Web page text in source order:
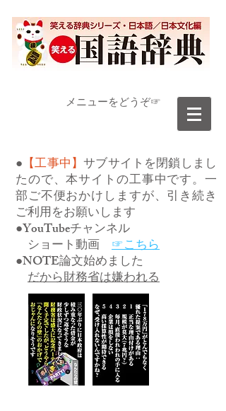
​メニューをどうぞ☞
● 【工事中】サブサイトを閉鎖しまし
たので、本サイトの工事中です。一
部ご不便おかけしますが、引き続き
ご利用をお願いします
●YouTubeチャンネル
ショート動画 ☞こちら
●NOTE論文始めました
だから財務省は嫌われる